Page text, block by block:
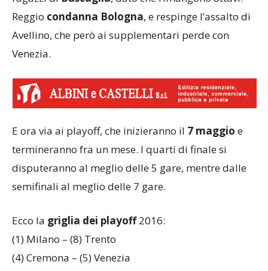
Reggio condanna Bologna, e respinge l’assalto di
Avellino, che però ai supplementari perde con
Venezia.
E ora via ai playoff, che inizieranno il 7 maggio e
termineranno fra un mese. I quarti di finale si
disputeranno al meglio delle 5 gare, mentre dalle
semifinali al meglio delle 7 gare.
Ecco la griglia dei playoff2016:
(1) Milano – (8) Trento
(4) Cremona – (5) Venezia